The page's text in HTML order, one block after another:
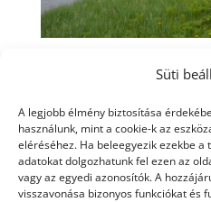
Süti
A legjobb élmény biztosítása
használunk, mint a cookie-k az
eléréséhez. Ha beleegyezik ezekbe a
adatokat dolgozhatunk fel ezen az
vagy az egyedi azonosítók. A
visszavonása bizonyos funkciókat és
Aki idáig hajlandó
történelmének ezt az
epizódját.